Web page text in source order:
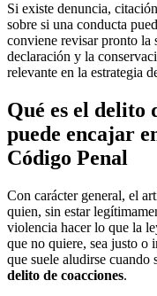
Si existe denuncia,
sobre si una conducta
conviene revisar pronto la
declaración y la
relevante en la estrategia
Qué es el delito
puede encajar
Código Penal
Con carácter general, el
quien, sin estar
violencia hacer lo que la
que no quiere, sea justo o
que suele aludirse cuando
delito de coacciones.